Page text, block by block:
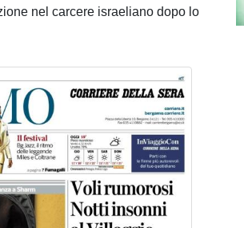
nel carcere israeliano dopo lo